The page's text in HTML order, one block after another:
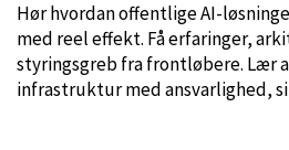
Hør hvordan offentlige AI-
med reel effekt. Få erfaringer,
styringsgreb fra frontløbere. Lær
infrastruktur med ansvarlighed,